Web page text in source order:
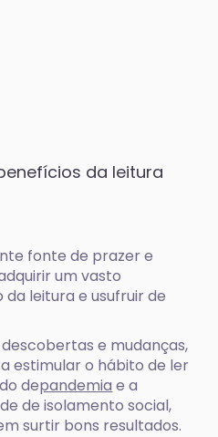
da leitura
fonte de prazer e
um vasto
leitura e usufruir de
e mudanças,
estimular o hábito de ler
depandemia e a
de isolamento social,
surtir bons resultados.